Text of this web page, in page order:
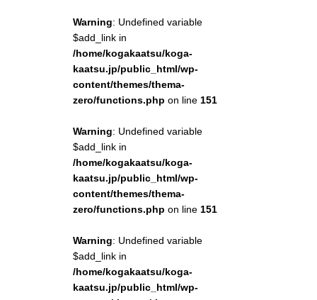
Warning: Undefined variable
$add_link in
/home/kogakaatsu/koga-
kaatsu.jp/public_html/wp-
content/themes/thema-
zero/functions.php on line 151
Warning: Undefined variable
$add_link in
/home/kogakaatsu/koga-
kaatsu.jp/public_html/wp-
content/themes/thema-
zero/functions.php on line 151
Warning: Undefined variable
$add_link in
/home/kogakaatsu/koga-
kaatsu.jp/public_html/wp-